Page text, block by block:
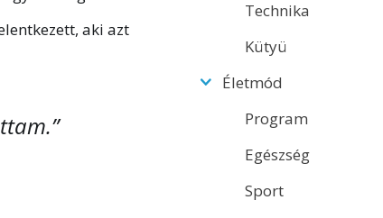
aki azt
Technika
Kütyü
Életmód
Program
Egészség
Sport